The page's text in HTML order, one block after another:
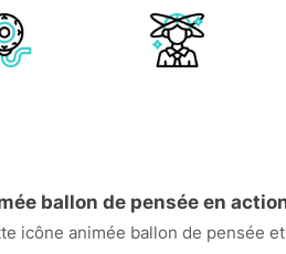
ballon de pensée en
icône animée ballon de pensée